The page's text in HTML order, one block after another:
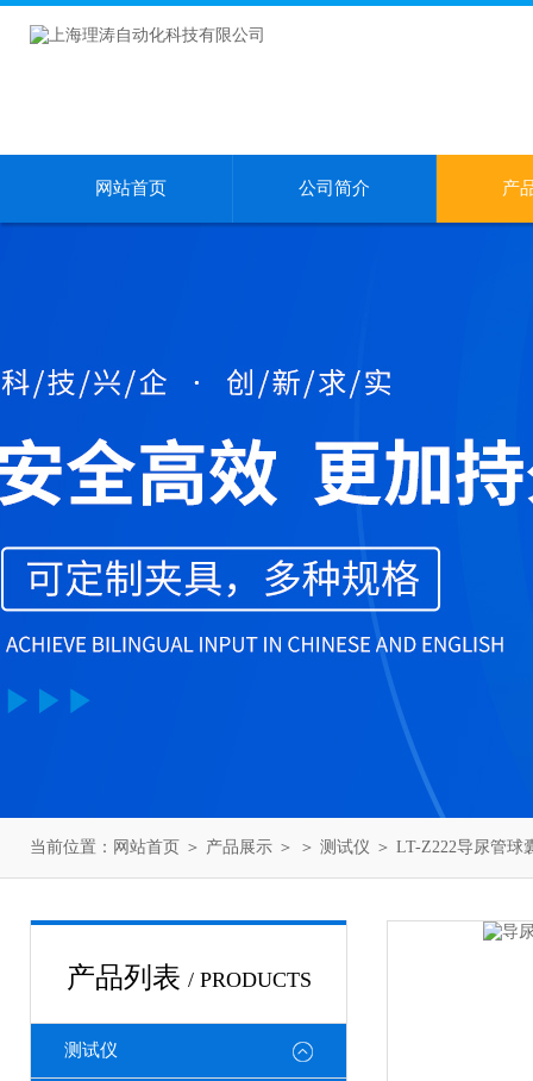
网站首页 公司简介 产
当前位置： 网站首页 ＞ 产品展示 ＞ ＞ 测试仪 ＞ LT-Z222导尿管球
产品列表 / PRODUCTS
测试仪